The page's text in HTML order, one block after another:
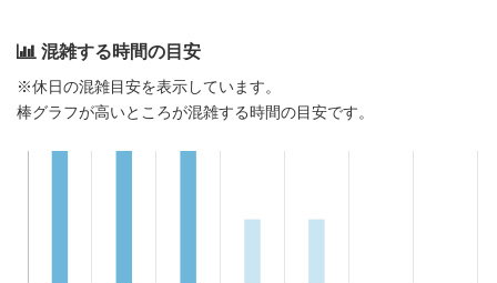
混雑する時間の目安
※休日の混雑目安を表示しています。
棒グラフが高いところが混雑する時間の目安です。